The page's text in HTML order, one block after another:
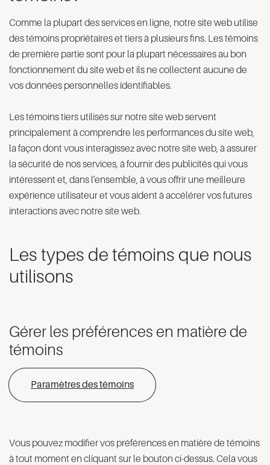
Comme la plupart des services en ligne, notre site web utilise
des témoins propriétaires et tiers à plusieurs fins. Les témoins
de première partie sont pour la plupart nécessaires au bon
fonctionnement du site web et ils ne collectent aucune de
vos données personnelles identifiables.
Les témoins tiers utilisés sur notre site web servent
principalement à comprendre les performances du site web,
la façon dont vous interagissez avec notre site web, à assurer
la sécurité de nos services, à fournir des publicités qui vous
intéressent et, dans l'ensemble, à vous offrir une meilleure
expérience utilisateur et vous aident à accélérer vos futures
interactions avec notre site web.
Les types de témoins que nous
utilisons
Gérer les préférences en matière de
témoins
Paramètres des témoins
Vous pouvez modifier vos préférences en matière de témoins
à tout moment en cliquant sur le bouton ci-dessus. Cela vous